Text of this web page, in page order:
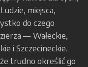
miejsca,
do czego
— Wałeckie,
i Szczecineckie.
trudno określić go